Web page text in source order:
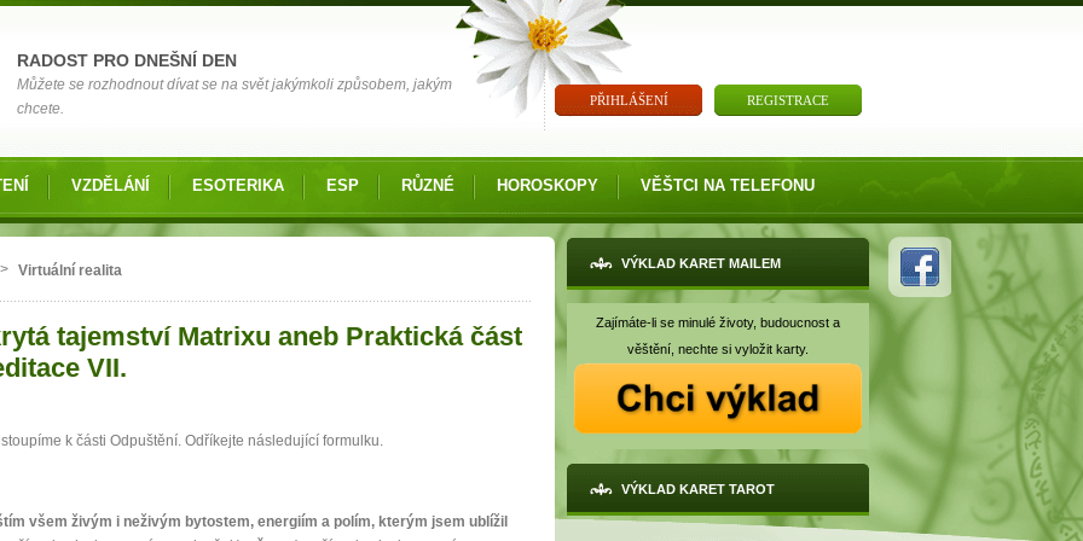
RADOST PRO DNEŠNÍ DEN
Můžete se rozhodnout dívat se na svět jakýmkoli způsobem, jakým
chcete.
PŘIHLÁŠENÍ REGISTRACE
VZDĚLÁNÍ ESOTERIKA ESP RŮZNÉ HOROSKOPY VĚŠTCI NA TELEFONU
Virtuální realita
tajemství Matrixu aneb Praktická část
VII.
k části Odpuštění. Odříkejte následující formulku.
všem živým i neživým bytostem, energiím a polím, kterým jsem ublížil
VÝKLAD KARET MAILEM
Zajímáte-li se minulé životy, budoucnost a
věštění, nechte si vyložit karty.
VÝKLAD KARET TAROT